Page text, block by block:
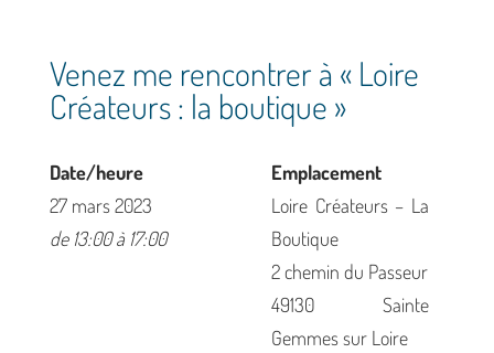
Venez me rencontrer à « Loire
Créateurs : la boutique »
Date/heure
27 mars 2023
de 13:00 à 17:00
Emplacement
Loire Créateurs – La
Boutique
2 chemin du Passeur
49130 Sainte
Gemmes sur Loire